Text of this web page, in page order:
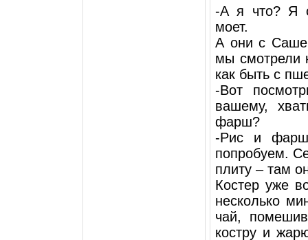
-А я что? Я
моет.
А они с
мы смотрели
как быть с
-Вот
вашему,
фарш?
-Рис и
попробуем.
плиту – там
Костер уже
несколько
чай,
костру и